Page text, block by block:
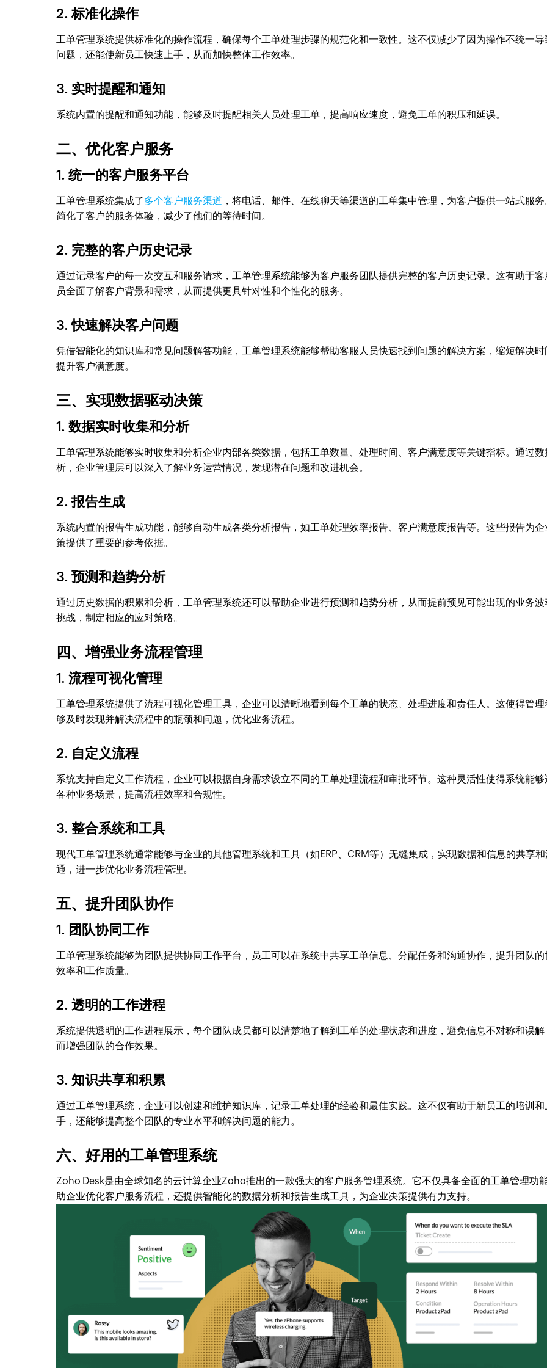
2. 标准化操作
工单管理系统提供标准化的操作流程，确保每个工单处理步骤的规范化和一致性。这不仅减少了因为操作不统一导
问题，还能使新员工快速上手，从而加快整体工作效率。
3. 实时提醒和通知
系统内置的提醒和通知功能，能够及时提醒相关人员处理工单，提高响应速度，避免工单的积压和延误。
二、优化客户服务
1. 统一的客户服务平台
工单管理系统集成了多个客户服务渠道 ，将电话、邮件、在线聊天等渠道的工单集中管理，为客户提供一站式服务
简化了客户的服务体验，减少了他们的等待时间。
2. 完整的客户历史记录
通过记录客户的每一次交互和服务请求，工单管理系统能够为客户服务团队提供完整的客户历史记录。这有助于客
员全面了解客户背景和需求，从而提供更具针对性和个性化的服务。
3. 快速解决客户问题
凭借智能化的知识库和常见问题解答功能，工单管理系统能够帮助客服人员快速找到问题的解决方案，缩短解决时
提升客户满意度。
三、实现数据驱动决策
1. 数据实时收集和分析
工单管理系统能够实时收集和分析企业内部各类数据，包括工单数量、处理时间、客户满意度等关键指标。通过数
析，企业管理层可以深入了解业务运营情况，发现潜在问题和改进机会。
2. 报告生成
系统内置的报告生成功能，能够自动生成各类分析报告，如工单处理效率报告、客户满意度报告等。这些报告为企
策提供了重要的参考依据。
3. 预测和趋势分析
通过历史数据的积累和分析，工单管理系统还可以帮助企业进行预测和趋势分析，从而提前预见可能出现的业务波
挑战，制定相应的应对策略。
四、增强业务流程管理
1. 流程可视化管理
工单管理系统提供了流程可视化管理工具，企业可以清晰地看到每个工单的状态、处理进度和责任人。这使得管理
够及时发现并解决流程中的瓶颈和问题，优化业务流程。
2. 自定义流程
系统支持自定义工作流程，企业可以根据自身需求设立不同的工单处理流程和审批环节。这种灵活性使得系统能够
各种业务场景，提高流程效率和合规性。
3. 整合系统和工具
现代工单管理系统通常能够与企业的其他管理系统和工具（如ERP、CRM等）无缝集成，实现数据和信息的共享
通，进一步优化业务流程管理。
五、提升团队协作
1. 团队协同工作
工单管理系统能够为团队提供协同工作平台，员工可以在系统中共享工单信息、分配任务和沟通协作，提升团队的
效率和工作质量。
2. 透明的工作进程
系统提供透明的工作进程展示，每个团队成员都可以清楚地了解到工单的处理状态和进度，避免信息不对称和误解
而增强团队的合作效果。
3. 知识共享和积累
通过工单管理系统，企业可以创建和维护知识库，记录工单处理的经验和最佳实践。这不仅有助于新员工的培训和
手，还能够提高整个团队的专业水平和解决问题的能力。
六、好用的工单管理系统
Zoho Desk是由全球知名的云计算企业Zoho推出的一款强大的客户服务管理系统。它不仅具备全面的工单管理功
助企业优化客户服务流程，还提供智能化的数据分析和报告生成工具，为企业决策提供有力支持。